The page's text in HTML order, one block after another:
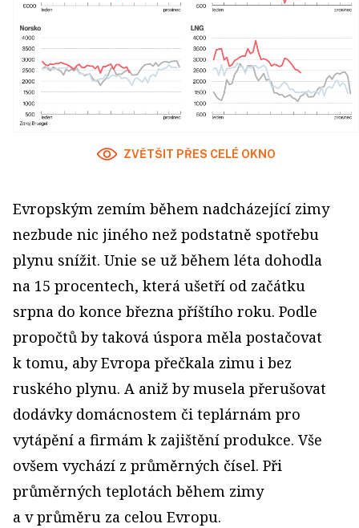
ZVĚTŠIT PŘES CELÉ OKNO
Evropským zemím během nadcházející zimy
nezbude nic jiného než podstatně spotřebu
plynu snížit. Unie se už během léta dohodla
na 15 procentech, která ušetří od začátku
srpna do konce března příštího roku. Podle
propočtů by taková úspora měla postačovat
k tomu, aby Evropa přečkala zimu i bez
ruského plynu. A aniž by musela přerušovat
dodávky domácnostem či teplárnám pro
vytápění a firmám k zajištění produkce. Vše
ovšem vychází z průměrných čísel. Při
průměrných teplotách během zimy
a v průměru za celou Evropu.